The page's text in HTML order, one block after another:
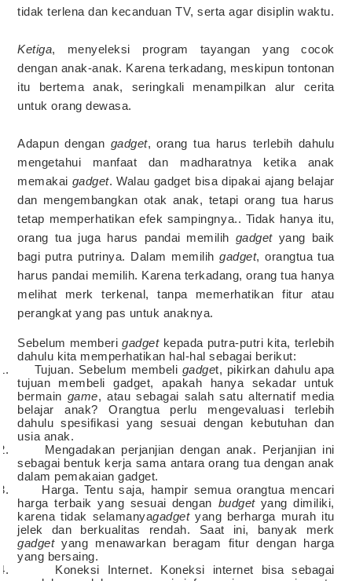
tidak terlena dan kecanduan TV, serta agar disiplin waktu.
Ketiga, menyeleksi program tayangan yang cocok
dengan anak-anak. Karena terkadang, meskipun tontonan
itu bertema anak, seringkali menampilkan alur cerita
untuk orang dewasa.
Adapun dengan gadget, orang tua harus terlebih dahulu
mengetahui manfaat dan madharatnya ketika anak
memakai gadget. Walau gadget bisa dipakai ajang belajar
dan mengembangkan otak anak, tetapi orang tua harus
tetap memperhatikan efek sampingnya.. Tidak hanya itu,
orang tua juga harus pandai memilih gadgetyang baik
bagi putra putrinya. Dalam memilihgadget, orangtua tua
harus pandai memilih. Karena terkadang, orang tua hanya
melihat merk terkenal, tanpa memerhatikan fitur atau
perangkat yang pas untuk anaknya.
Sebelum memberigadgetkepada putra-putri kita, terlebih
dahulu kita memperhatikan hal-hal sebagai berikut:
Tujuan. Sebelum membeli gadget, pikirkan dahulu apa
tujuan membeli gadget, apakah hanya sekadar untuk
bermain game, atau sebagai salah satu alternatif media
belajar anak? Orangtua perlu mengevaluasi terlebih
dahulu spesifikasi yang sesuai dengan kebutuhan dan
usia anak.
Mengadakan perjanjian dengan anak. Perjanjian ini
sebagai bentuk kerja sama antara orang tua dengan anak
dalam pemakaian gadget.
Harga. Tentu saja, hampir semua orangtua mencari
harga terbaik yang sesuai dengan budgetyang dimiliki,
karena tidak selamanyagadgetyang berharga murah itu
jelek dan berkualitas rendah. Saat ini, banyak merk
gadgetyang menawarkan beragam fitur dengan harga
yang bersaing.
Koneksi Internet. Koneksi internet bisa sebagai